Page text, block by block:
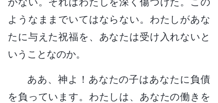
ようなままでいてはならない。わたしがあな
たに与えた祝福を、あなたは受け入れないと
いうことなのか。
ああ、神よ！あなたの子はあなたに負債
を負っています。わたしは、あなたの働きを